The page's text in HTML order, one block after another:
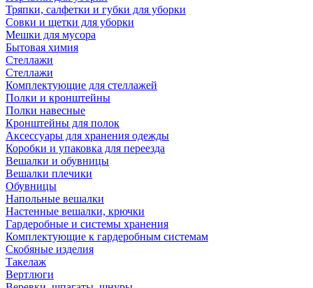
Тряпки, салфетки и губки для уборки
Совки и щетки для уборки
Мешки для мусора
Бытовая химия
Стеллажи
Стеллажи
Комплектующие для стеллажей
Полки и кронштейны
Полки навесные
Кронштейны для полок
Аксессуары для хранения одежды
Коробки и упаковка для переезда
Вешалки и обувницы
Вешалки плечики
Обувницы
Напольные вешалки
Настенные вешалки, крючки
Гардеробные и системы хранения
Комплектующие к гардеробным системам
Скобяные изделия
Такелаж
Вертлюги